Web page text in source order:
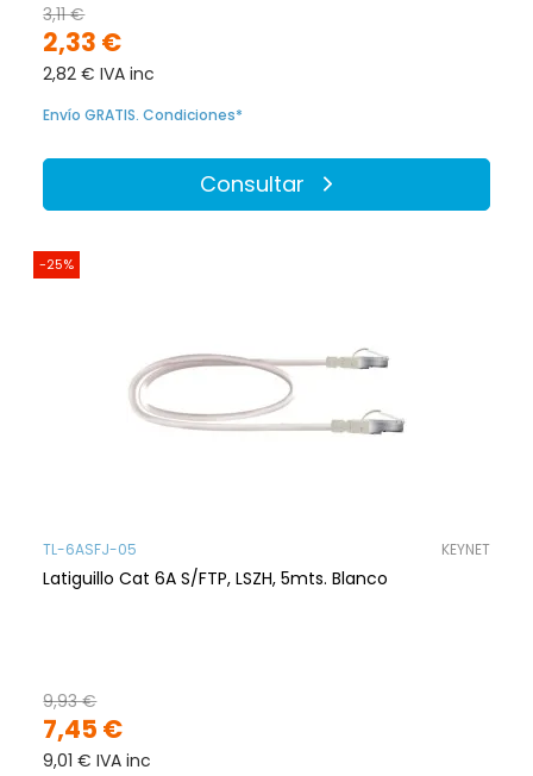
2,33 €
3,11 €
2,82 € IVA inc
Envío GRATIS. Condiciones*
Consultar
-25%
TL-6ASFJ-05 KEYNET
Latiguillo Cat 6A S/FTP, LSZH, 5mts. Blanco
7,45 €
9,93 €
9,01 € IVA inc